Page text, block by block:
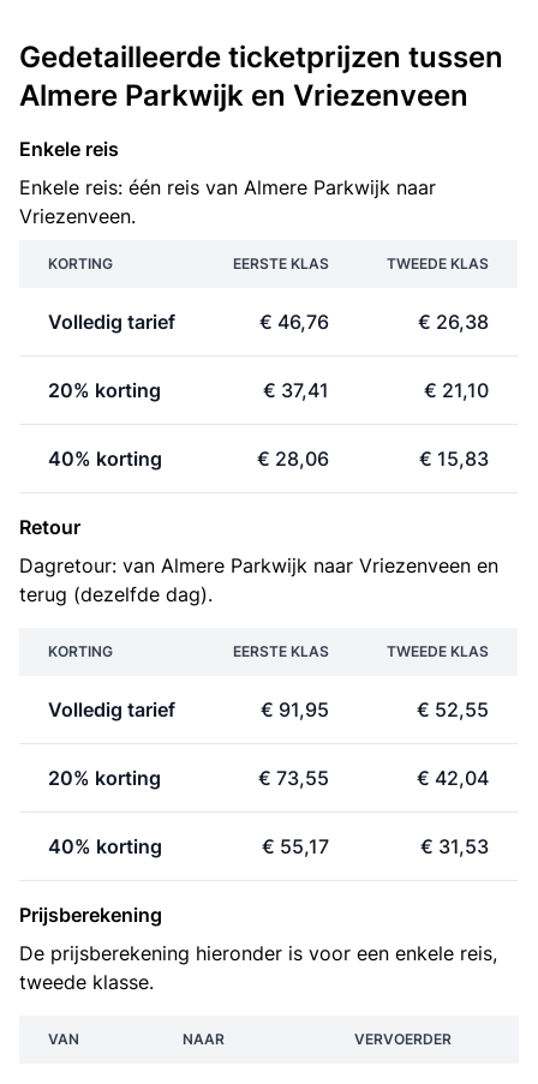
Gedetailleerde ticketprijzen tussen
Almere Parkwijk en Vriezenveen
Enkele reis
Enkele reis: één reis van Almere Parkwijk naar
Vriezenveen.
KORTING EERSTE KLAS TWEEDE KLAS
Volledig tarief € 46,76 € 26,38
20% korting € 37,41 € 21,10
40% korting € 28,06 € 15,83
Retour
Dagretour: van Almere Parkwijk naar Vriezenveen en
terug (dezelfde dag).
KORTING EERSTE KLAS TWEEDE KLAS
Volledig tarief € 91,95 € 52,55
20% korting € 73,55 € 42,04
40% korting € 55,17 € 31,53
Prijsberekening
De prijsberekening hieronder is voor een enkele reis,
tweede klasse.
VAN NAAR VERVOERDER